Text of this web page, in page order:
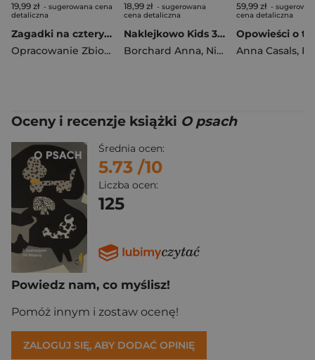
19,99 zł - sugerowana cena
detaliczna
Zagadki na cztery łapki. Tom 3. Chmurka i Burza nie mówią prawdy
Opracowanie Zbiorowe
18,99 zł - sugerowana
cena detaliczna
Naklejkowo Kids 3 + Cozy zwierzaki
Borchard Anna, Niewielska Monika
59,99 zł -
cena detaliczna
Anna Casals,
Oceny i recenzje książki O psach
Średnia ocen:
5.73 /10
Liczba ocen:
125
Powiedz nam, co myślisz!
Pomóż innym i zostaw ocenę!
ZALOGUJ SIĘ, ABY DODAĆ OPINIĘ